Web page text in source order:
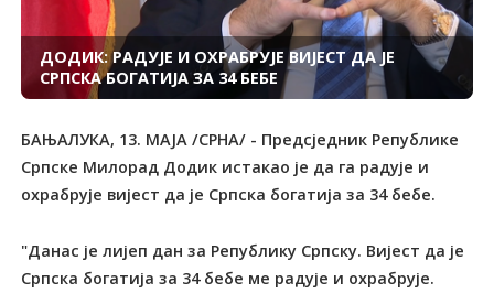
ДОДИК: РАДУЈЕ И ОХРАБРУЈЕ ВИЈЕСТ ДА ЈЕ
СРПСКА БОГАТИЈА ЗА 34 БЕБЕ
БАЊАЛУКА, 13. МАЈА /СРНА/ - Предсједник Републике
Српске Милорад Додик истакао је да га радује и
охрабрује вијест да је Српска богатија за 34 бебе.
"Данас је лијеп дан за Републику Српску. Вијест да је
Српска богатија за 34 бебе ме радује и охрабрује.